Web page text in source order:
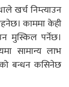
खर्च निम्त्याउन
काममा केही
मुस्किल पर्नेछ।
सामान्य लाभ
बन्धन कसिनेछ